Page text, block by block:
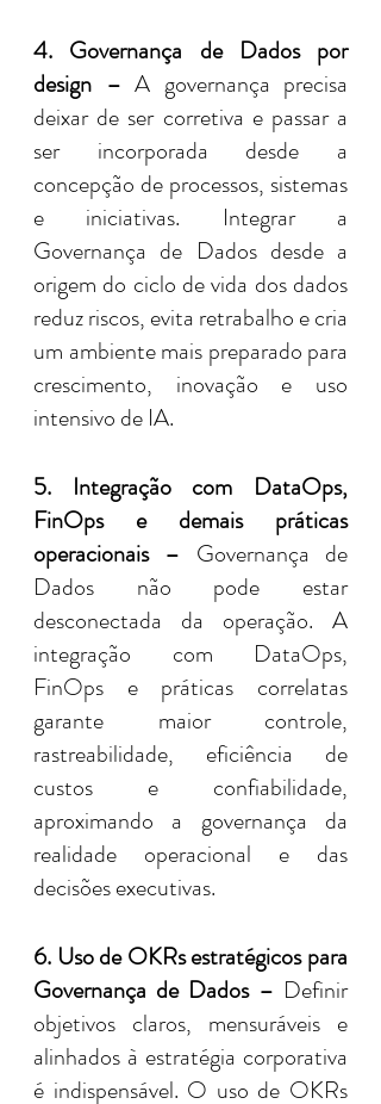
4. Governança de Dados por
design – A governança precisa
deixar de ser corretiva e passar a
ser incorporada desde a
concepção de processos, sistemas
e iniciativas. Integrar a
Governança de Dados desde a
origem do ciclo de vida dos dados
reduz riscos, evita retrabalho e cria
um ambiente mais preparado para
crescimento, inovação e uso
intensivo de IA.
5. Integração com DataOps,
FinOps e demais práticas
operacionais – Governança de
Dados não pode estar
desconectada da operação. A
integração com DataOps,
FinOps e práticas correlatas
garante maior controle,
rastreabilidade, eficiência de
custos e confiabilidade,
aproximando a governança da
realidade operacional e das
decisões executivas.
6. Uso de OKRs estratégicos para
Governança de Dados – Definir
objetivos claros, mensuráveis e
alinhados à estratégia corporativa
é indispensável. O uso de OKRs